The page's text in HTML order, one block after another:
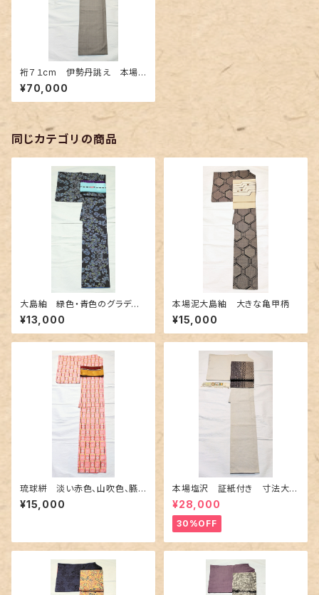
裄７１cm 伊勢丹誂え 本場
結城紬の色無地グレー色
¥70,000
同じカテゴリの商品
大島紬 緑色・青色のグラデー
ション
¥13,000
本場泥大島紬 大きな亀甲柄
¥15,000
琉球絣 淡い赤色、山吹色、臙
脂色
¥15,000
本場塩沢 証紙付き 寸法大き
め〜伝統的工芸士 桑原正信
作〜
¥28,000
30%OFF